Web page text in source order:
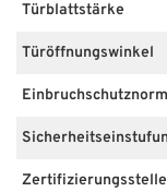
Türblattstärke
Türöffnungswinkel
Einbruchschutznorm
Zertifizierungsstelle